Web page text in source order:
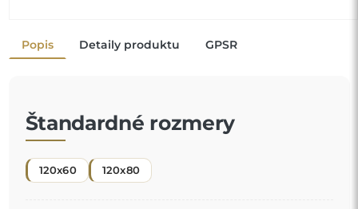
Popis Detaily produktu GPSR
Štandardné rozmery
120x60 120x80